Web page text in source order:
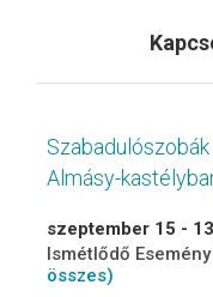
Almásy-
szeptember 15 -
Ismétlődő Esemény
összes)